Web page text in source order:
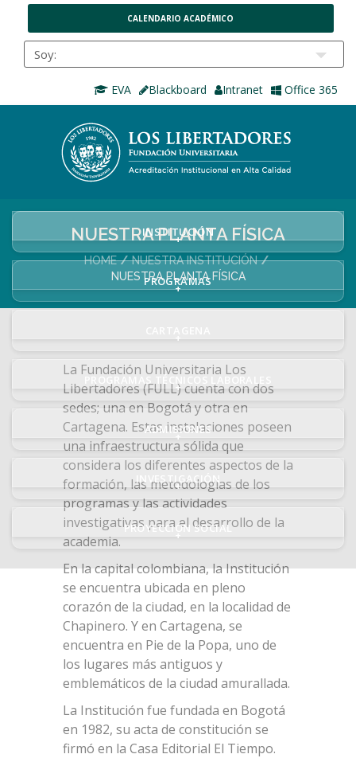
CALENDARIO ACADÉMICO
EVA Blackboard Intranet Office 365
INSTITUCIÓN
+
PROGRAMAS
+
+
+
ADMISIONES
+
INVESTIGACIÓN
+
PROYECCIÓN SOCIAL
+
NUESTRA PLANTA FÍSICA
HOME
NUESTRA INSTITUCIÓN
NUESTRA PLANTA FÍSICA
La Fundación Universitaria Los
Libertadores (FULL) cuenta con dos
sedes; una en Bogotá y otra en
Cartagena. Estas instalaciones poseen
una infraestructura sólida que
considera los diferentes aspectos de la
formación, las metodologías de los
programas y las actividades
investigativas para el desarrollo de la
academia.
En la capital colombiana, la Institución
se encuentra ubicada en pleno
corazón de la ciudad, en la localidad de
Chapinero. Y en Cartagena, se
encuentra en Pie de la Popa, uno de
los lugares más antiguos y
emblemáticos de la ciudad amurallada.
La Institución fue fundada en Bogotá
en 1982, su acta de constitución se
firmó en la Casa Editorial El Tiempo.